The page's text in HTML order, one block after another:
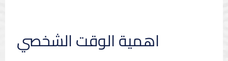
اهمية الوقت الشخصي